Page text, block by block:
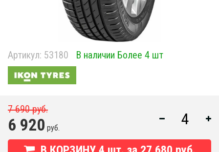
Артикул: 53180 В наличии Более 4 шт
7 690 руб.
6 920 руб.